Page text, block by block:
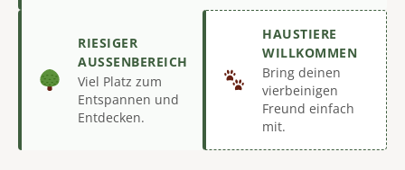
RIESIGER
AUSSENBEREICH
Viel Platz zum
Entspannen und
Entdecken.
HAUSTIERE
WILLKOMMEN
Bring deinen
vierbeinigen
Freund einfach
mit.